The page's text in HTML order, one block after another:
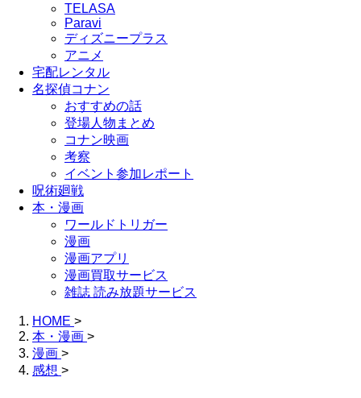
TELASA
Paravi
ディズニープラス
アニメ
宅配レンタル
名探偵コナン
おすすめの話
登場人物まとめ
コナン映画
考察
イベント参加レポート
呪術廻戦
本・漫画
ワールドトリガー
漫画
漫画アプリ
漫画買取サービス
雑誌 読み放題サービス
HOME >
本・漫画 >
漫画 >
感想 >